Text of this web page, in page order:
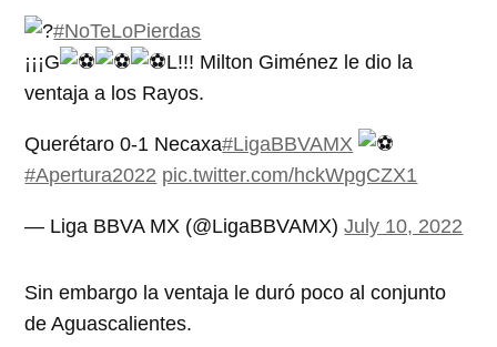
#NoTeLoPierdas
¡¡¡G
L!!! Milton Giménez le dio la
ventaja a los Rayos.
Querétaro 0-1 Necaxa#LigaBBVAMX
#Apertura2022 pic.twitter.com/hckWpgCZX1
— Liga BBVA MX (@LigaBBVAMX)July 10, 2022
Sin embargo la ventaja le duró poco al conjunto
de Aguascalientes.